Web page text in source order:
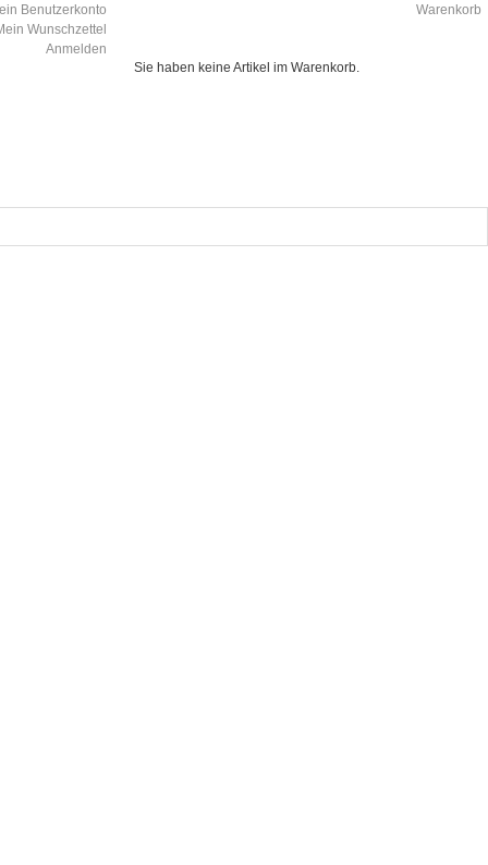
Warenkorb
Sie haben keine Artikel im Warenkorb.
Benutzerkonto
Wunschzettel
Anmelden